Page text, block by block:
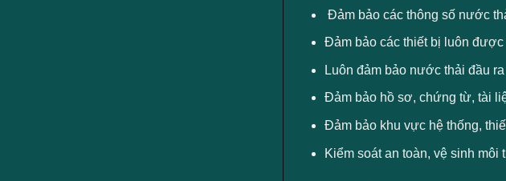
Đảm bảo các thông số nước
Đảm bảo các thiết bị luôn được
Luôn đảm bảo nước thải đầu
Đảm bảo hồ sơ, chứng từ, tài
Đảm bảo khu vực hệ thống,
Kiểm soát an toàn, vệ sinh